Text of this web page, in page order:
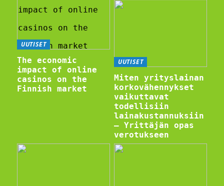
UUTISET
The economic
impact of online
casinos on the
Finnish market
UUTISET
Miten yrityslainan
korkovähennykset
vaikuttavat
todellisiin
lainakustannuksiin
– Yrittäjän opas
verotukseen